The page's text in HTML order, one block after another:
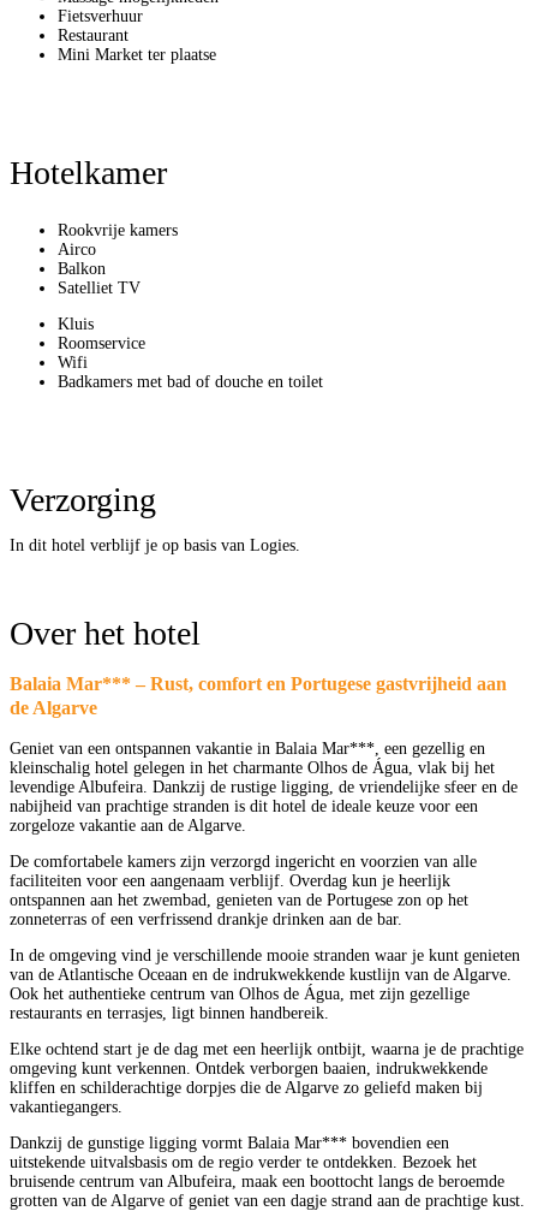
Fietsverhuur
Restaurant
Mini Market ter plaatse
Hotelkamer
Rookvrije kamers
Airco
Balkon
Satelliet TV
Kluis
Roomservice
Wifi
Badkamers met bad of douche en toilet
Verzorging
In dit hotel verblijf je op basis van Logies.
Over het hotel
Balaia Mar*** – Rust, comfort en Portugese gastvrijheid aan
de Algarve
Geniet van een ontspannen vakantie in Balaia Mar***, een gezellig en
kleinschalig hotel gelegen in het charmante Olhos de Água, vlak bij het
levendige Albufeira. Dankzij de rustige ligging, de vriendelijke sfeer en de
nabijheid van prachtige stranden is dit hotel de ideale keuze voor een
zorgeloze vakantie aan de Algarve.
De comfortabele kamers zijn verzorgd ingericht en voorzien van alle
faciliteiten voor een aangenaam verblijf. Overdag kun je heerlijk
ontspannen aan het zwembad, genieten van de Portugese zon op het
zonneterras of een verfrissend drankje drinken aan de bar.
In de omgeving vind je verschillende mooie stranden waar je kunt genieten
van de Atlantische Oceaan en de indrukwekkende kustlijn van de Algarve.
Ook het authentieke centrum van Olhos de Água, met zijn gezellige
restaurants en terrasjes, ligt binnen handbereik.
Elke ochtend start je de dag met een heerlijk ontbijt, waarna je de prachtige
omgeving kunt verkennen. Ontdek verborgen baaien, indrukwekkende
kliffen en schilderachtige dorpjes die de Algarve zo geliefd maken bij
vakantiegangers.
Dankzij de gunstige ligging vormt Balaia Mar*** bovendien een
uitstekende uitvalsbasis om de regio verder te ontdekken. Bezoek het
bruisende centrum van Albufeira, maak een boottocht langs de beroemde
grotten van de Algarve of geniet van een dagje strand aan de prachtige kust.